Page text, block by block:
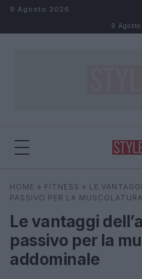
Salta al contenuto
9 Agosto 2026
9
Cerca
HOME » FITNESS » LE
PASSIVO PER LA
Le vantaggi
passivo per la
addominale